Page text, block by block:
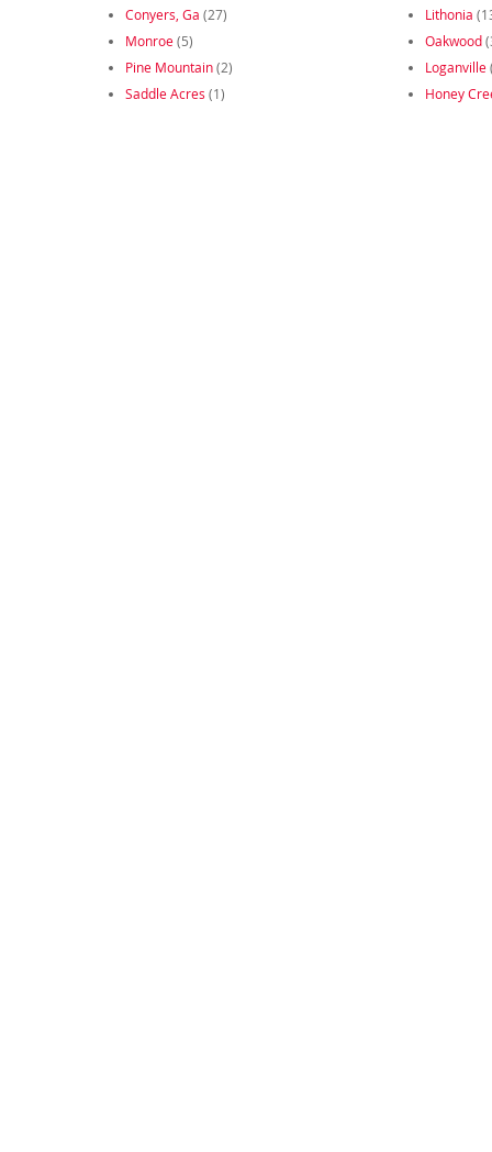
Conyers, Ga (27) Lithonia
Monroe(5) Oakwood
Pine Mountain(2) Loganville
Saddle Acres (1) Honey